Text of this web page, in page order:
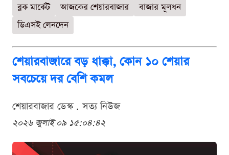
ব্লক মার্কেট
আজকের শেয়ারবাজার
বাজার মূলধন
ডিএসই লেনদেন
শেয়ারবাজারে বড় ধাক্কা, কোন ১০ শেয়ার
সবচেয়ে দর বেশি কমল
শেয়ারবাজার ডেস্ক . সত্য নিউজ
২০২৬ জুলাই ০৯ ১৫:০৪:৪২